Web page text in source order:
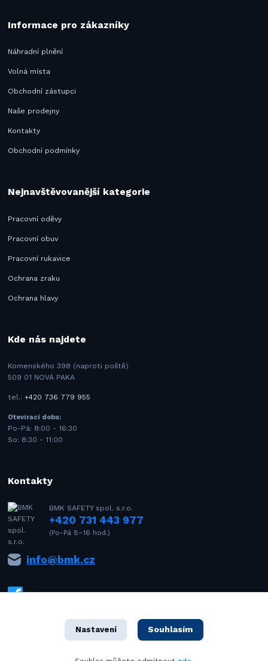
Informace pro zákazníky
Náhradní plnění
Volná místa
Obchodní zástupci
Naše prodejny
Kontakty
Obchodní podmínky
Nejnavštěvovanější kategorie
Pracovní oděvy
Pracovní obuv
Pracovní rukavice
Ochrana zraku
Ochrana hlavy
Kde nás najdete
Komenského 398 (naproti poště)
509 01 NOVÁ PAKA
tel.:+420 736 779 955
Otevírací doba:
Po-Pá: 8:00 - 16:30
So: 8:30 - 11:00
Kontakty
BMK SAFETY spol. s.r.o.
+420 731 443 977
(Po-Pá 8–16 hod.)
info@bmk.cz
Nastavení Souhlasím